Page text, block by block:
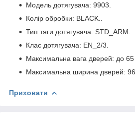
Модель дотягувача: 9903.
Колір обробки: BLACK..
Тип тяги дотягувача: STD_ARM.
Клас дотягувача: EN_2/3.
Максимальна вага дверей: до 65
Максимальна ширина дверей:
Приховати